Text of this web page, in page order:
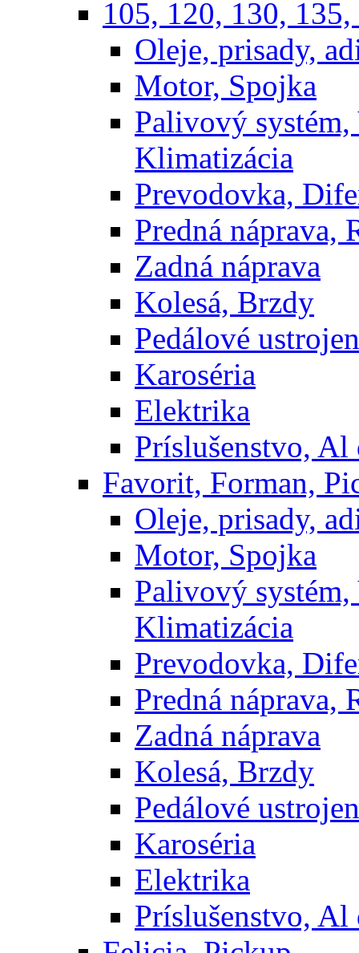
105, 120, 130,
Oleje, prisady,
Motor, Spojka
Palivový
Klimatizácia
Prevodovka,
Predná náprava,
Zadná náprava
Kolesá, Brzdy
Pedálové
Karoséria
Elektrika
Príslušenstvo, Al
Favorit, Forman,
Oleje, prisady,
Motor, Spojka
Palivový
Klimatizácia
Prevodovka,
Predná náprava,
Zadná náprava
Kolesá, Brzdy
Pedálové
Karoséria
Elektrika
Príslušenstvo, Al